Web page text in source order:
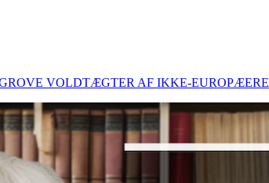
VOLDTÆGTER AF IKKE-EUROPÆERE